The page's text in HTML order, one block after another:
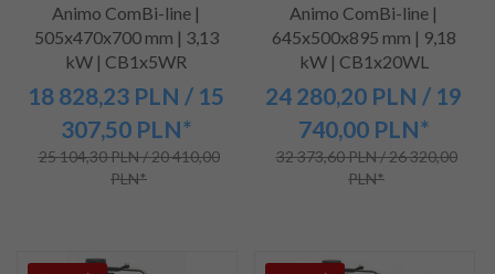
Animo ComBi-line |
505x470x700 mm | 3,13
kW | CB1x5WR
18 828,23 PLN / 15
307,50 PLN*
25 104,30 PLN / 20 410,00
PLN*
Animo ComBi-line |
645x500x895 mm | 9,18
kW | CB1x20WL
24 280,20 PLN / 19
740,00 PLN*
32 373,60 PLN / 26 320,00
PLN*